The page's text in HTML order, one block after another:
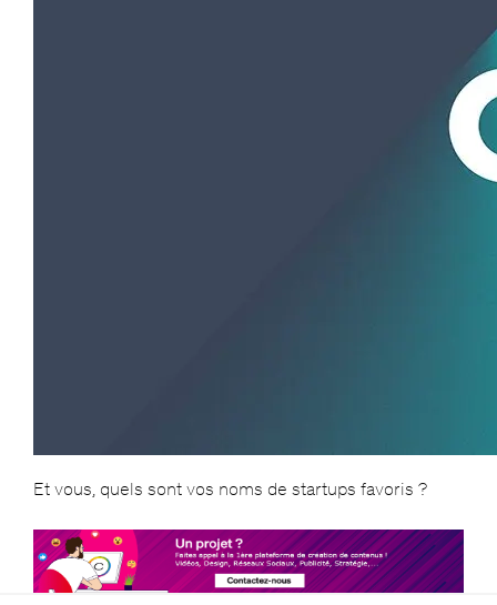
Et vous, quels sont vos noms de startups favoris ?